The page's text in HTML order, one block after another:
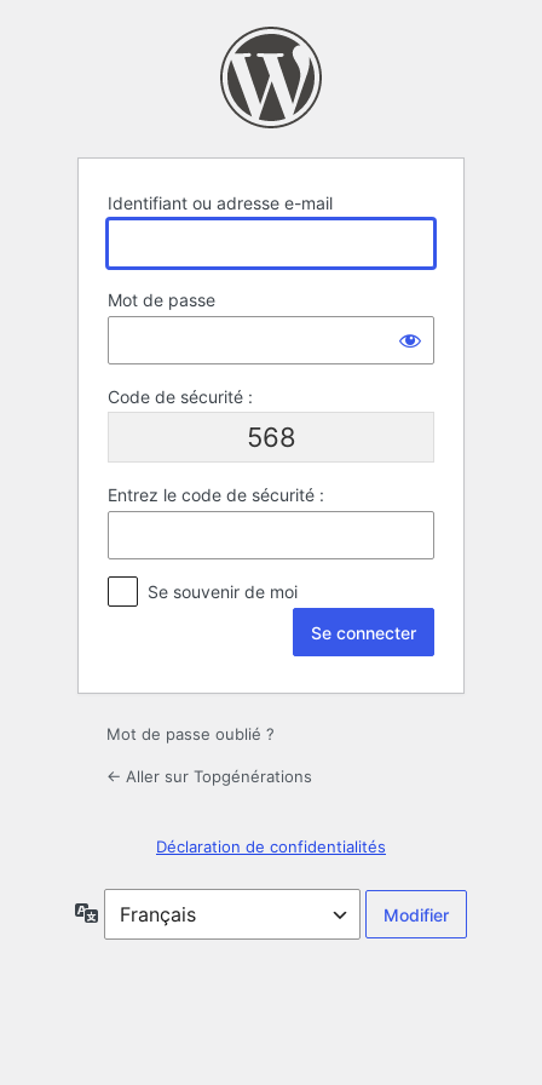
Identifiant ou adresse e-mail
Mot de passe
Code de sécurité :
568
Entrez le code de sécurité :
Se souvenir de moi
Mot de passe oublié ?
← Aller sur Topgénérations
Déclaration de confidentialités
Langue